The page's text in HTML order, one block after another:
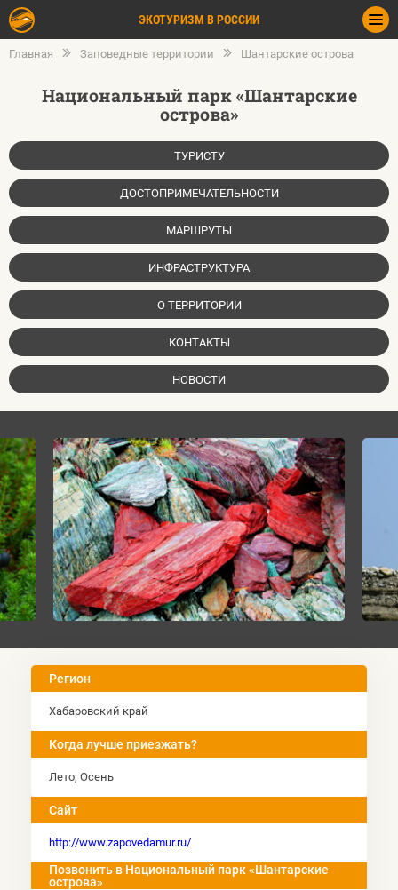
ЭКОТУРИЗМ В РОССИИ
Главная Заповедные территории Шантарские острова
Национальный парк «Шантарские
острова»
ТУРИСТУ
ДОСТОПРИМЕЧАТЕЛЬНОСТИ
МАРШРУТЫ
ИНФРАСТРУКТУРА
О ТЕРРИТОРИИ
КОНТАКТЫ
НОВОСТИ
Регион
Хабаровский край
Когда лучше приезжать?
Лето, Оcень
Сайт
http://www.zapovedamur.ru/
Позвонить в Национальный парк «Шантарские
острова»